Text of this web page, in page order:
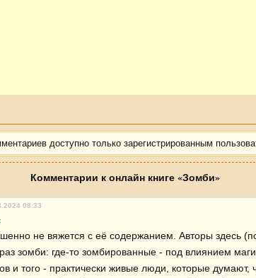
доступно только зарегистрированным
Комментарии к онлайн книге «Зомби»
08:33
не вяжется с её содержанием. Авторы здесь
зомби: где-то зомбированные - под влиянием
и того - практически живые люди, которые думают,